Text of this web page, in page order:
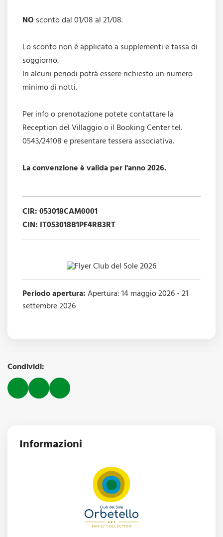
NOsconto dal 01/08 al 21/08.
Lo sconto non è applicato a supplementi e tassa di
soggiorno.
In alcuni periodi potrà essere richiesto un numero
minimo di notti.
Per info o prenotazione potete contattare la
Reception del Villaggio o il Booking Center tel.
0543/24108 e presentare tessera associativa.
La convenzione è valida per l'anno 2026.
CIR: 053018CAM0001
CIN: IT053018B1PF4RB3RT
Periodo apertura:Apertura: 14 maggio 2026 - 21
settembre 2026
Condividi:
Informazioni